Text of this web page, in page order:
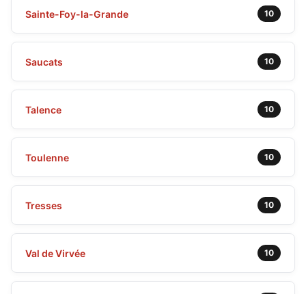
Sainte-Foy-la-Grande 10
Saucats 10
Talence 10
Toulenne 10
Tresses 10
Val de Virvée 10